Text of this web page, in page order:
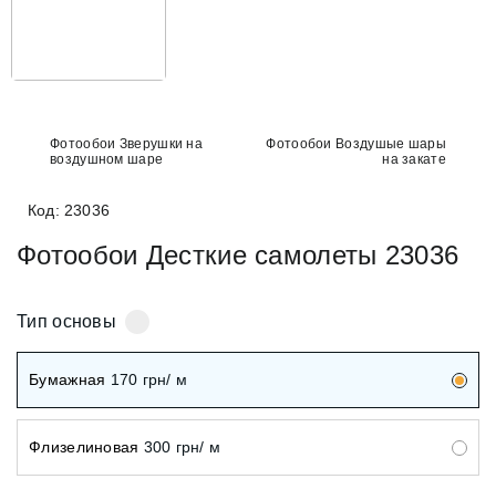
Фотообои Зверушки на
воздушном шаре
Фотообои Воздушые шары
на закате
Код: 23036
Фотообои Десткие самолеты 23036
Тип основы
Бумажная 170 грн/ м
Флизелиновая 300 грн/ м